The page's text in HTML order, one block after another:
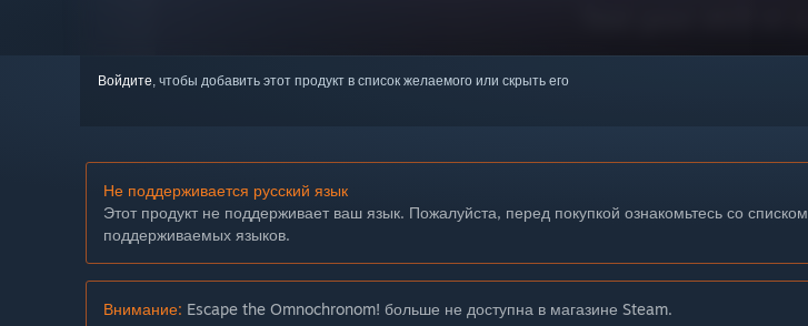
Войдите, чтобы добавить этот продукт в список желаемого или скрыть его
Не поддерживается русский язык
Этот продукт не поддерживает ваш язык. Пожалуйста, перед покупкой ознакомьтесь со списком
поддерживаемых языков.
Внимание: Escape the Omnochronom! больше не доступна в магазине Steam.